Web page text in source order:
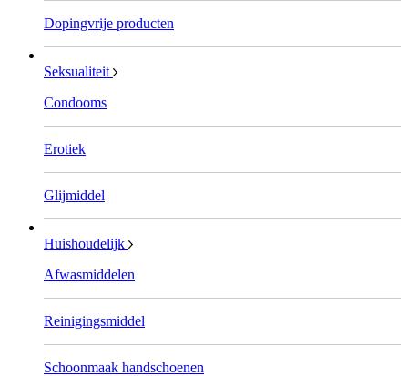
Dopingvrije producten
Seksualiteit
Condooms
Erotiek
Glijmiddel
Huishoudelijk
Afwasmiddelen
Reinigingsmiddel
Schoonmaak handschoenen